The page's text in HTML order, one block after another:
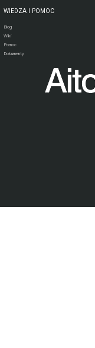
WIEDZA I POMOC
Blog
Wiki
Pomoc
Dokumenty